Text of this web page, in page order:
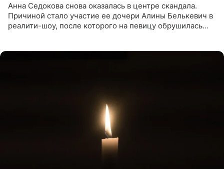
Анна Седокова снова оказалась в центре скандала.
Причиной стало участие ее дочери Алины Белькевич в
реалити-шоу, после которого на певицу обрушилась